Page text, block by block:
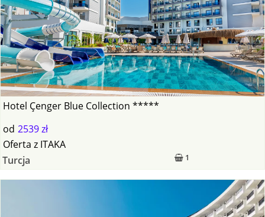
Hotel Çenger Blue Collection *****
od 2539 zł
1
Oferta z ITAKA
Turcja